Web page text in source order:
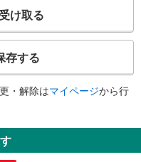
け取る
存する
・解除はマイページから行